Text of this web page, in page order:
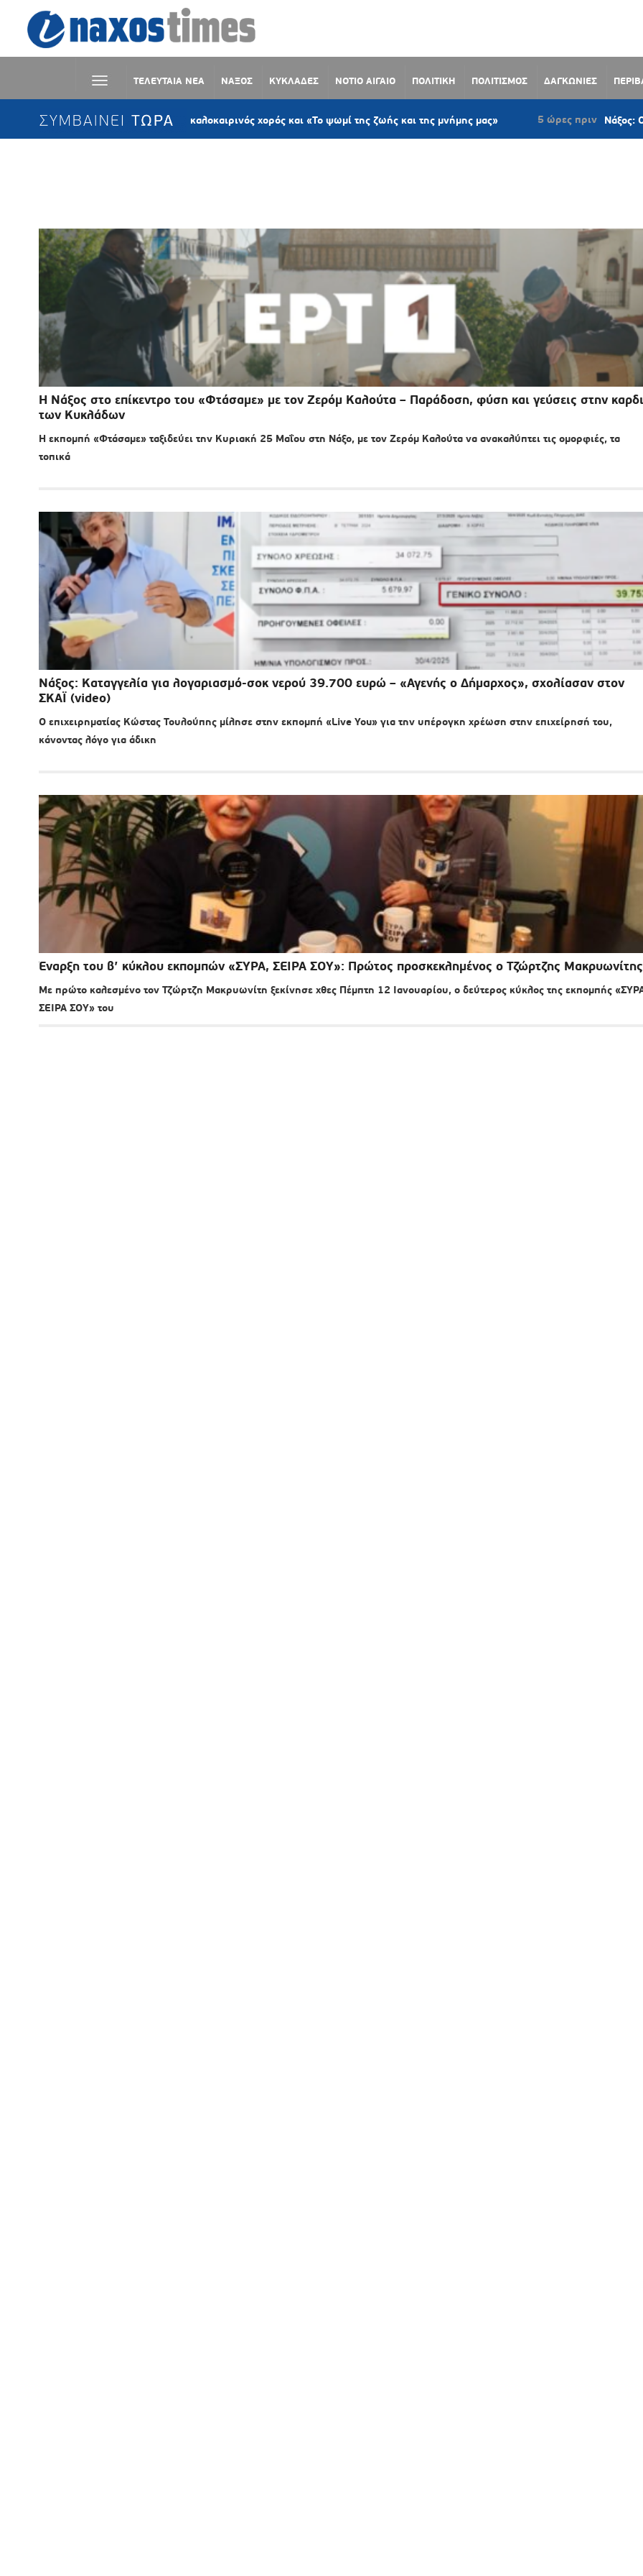
ΤΕΛΕΥΤΑΙΑ ΝΕΑ ΝΑΞΟΣ ΚΥΚΛΑΔΕΣ ΝΟΤΙΟ ΑΙΓΑΙΟ ΠΟΛΙΤΙΚΗ ΠΟΛΙΤΙΣΜΟΣ ΔΑΓΚΩΝΙΕΣ
ΣΥΜΒΑΙΝΕΙ ΤΩΡΑ
Κωμιακή Νάξου: Ο καλοκαιρινός χορός και «Το ψωμί της ζωής και της μνήμης μας» 5 ώρες πριν Νάξος: Ομόφωνο
Η Νάξος στο επίκεντρο του «Φτάσαμε» με τον Ζερόμ Καλούτα – Παράδοση, φύση και γεύσεις στην
των Κυκλάδων
Η εκπομπή «Φτάσαμε» ταξιδεύει την Κυριακή 25 Μαΐου στη Νάξο, με τον Ζερόμ Καλούτα να ανακαλύπτει τις ομορφιές, τα
τοπικά
Νάξος: Καταγγελία για λογαριασμό-σοκ νερού 39.700 ευρώ – «Αγενής ο Δήμαρχος», σχολίασαν στον
ΣΚΑΪ (video)
Ο επιχειρηματίας Κώστας Τουλούπης μίλησε στην εκπομπή «Live You» για την υπέρογκη χρέωση στην επιχείρησή του,
κάνοντας λόγο για άδικη
Έναρξη του β’ κύκλου εκπομπών «ΣΥΡΑ, ΣΕΙΡΑ ΣΟΥ»: Πρώτος προσκεκλημένος ο Τζώρτζης Μακρυωνίτης
Με πρώτο καλεσμένο τον Τζώρτζη Μακρυωνίτη ξεκίνησε χθες Πέμπτη 12 Ιανουαρίου, ο δεύτερος κύκλος της εκπομπής
ΣΕΙΡΑ ΣΟΥ» του